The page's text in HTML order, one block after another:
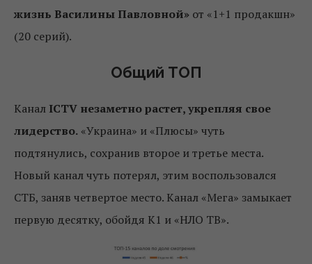
жизнь Василины Павловной» от «1+1 продакшн»
(20 серий).
Общий ТОП
Канал ICTV незаметно растет, укрепляя свое
лидерство. «Украина» и «Плюсы» чуть
подтянулись, сохранив второе и третье места.
Новый канал чуть потерял, этим воспользовался
СТБ, заняв четвертое место. Канал «Мега» замыкает
первую десятку, обойдя К1 и «НЛО ТВ».